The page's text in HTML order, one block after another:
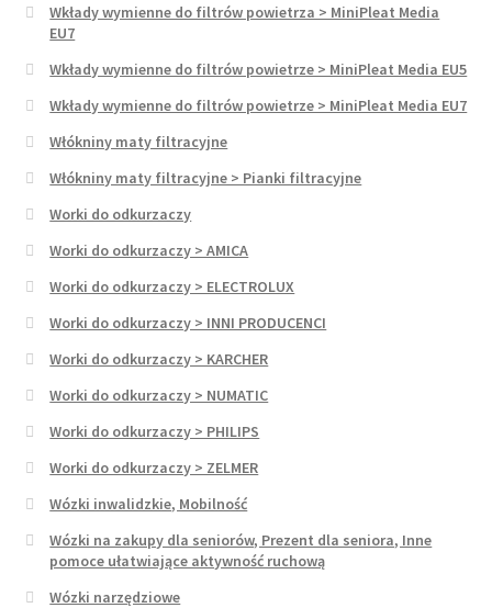
Wkłady wymienne do filtrów powietrza > MiniPleat Media
EU7
Wkłady wymienne do filtrów powietrze > MiniPleat Media EU5
Wkłady wymienne do filtrów powietrze > MiniPleat Media EU7
Włókniny maty filtracyjne
Włókniny maty filtracyjne > Pianki filtracyjne
Worki do odkurzaczy
Worki do odkurzaczy > AMICA
Worki do odkurzaczy > ELECTROLUX
Worki do odkurzaczy > INNI PRODUCENCI
Worki do odkurzaczy > KARCHER
Worki do odkurzaczy > NUMATIC
Worki do odkurzaczy > PHILIPS
Worki do odkurzaczy > ZELMER
Wózki inwalidzkie, Mobilność
Wózki na zakupy dla seniorów, Prezent dla seniora, Inne
pomoce ułatwiające aktywność ruchową
Wózki narzędziowe